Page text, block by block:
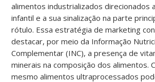
alimentos industrializados direcionados
infantil e a sua sinalização na parte
rótulo. Essa estratégia de marketing
destacar, por meio da Informação
Complementar (INC), a presença de
minerais na composição dos alimentos.
mesmo alimentos ultraprocessados